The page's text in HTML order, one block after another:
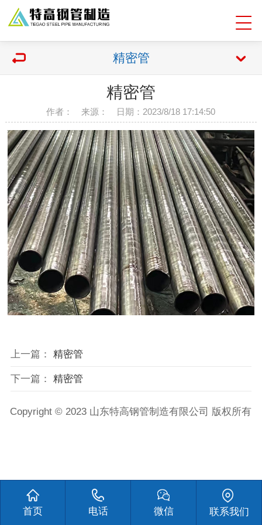
精密管
精密管
作者： 来源： 日期：2023/8/18 17:14:50
上一篇： 精密管
下一篇： 精密管
Copyright © 2023 山东特高钢管制造有限公司 版权所有
首页 电话 微信 联系我们